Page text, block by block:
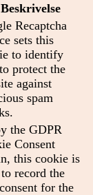
Beskrivelse
Recaptcha
sets this
to identify
protect the
against
spam
the GDPR
Consent
this cookie is
record the
for the